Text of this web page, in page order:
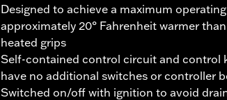
Designed to achieve a maximum
approximately 20° Fahrenheit warmer
heated grips
Self-contained control circuit and control
have no additional switches or controller
Switched on/off with ignition to avoid